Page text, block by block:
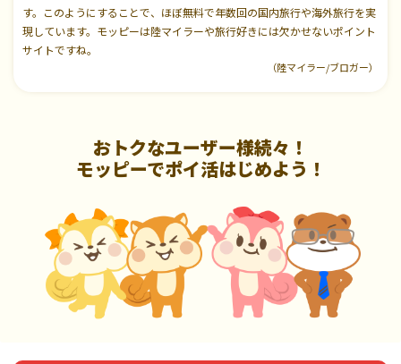
す。このようにすることで、ほぼ無料で年数回の国内旅行や海外旅行を実
現しています。モッピーは陸マイラーや旅行好きには欠かせないポイント
サイトですね。
（陸マイラー/ブロガー）
おトクなユーザー様続々！
モッピーでポイ活はじめよう！